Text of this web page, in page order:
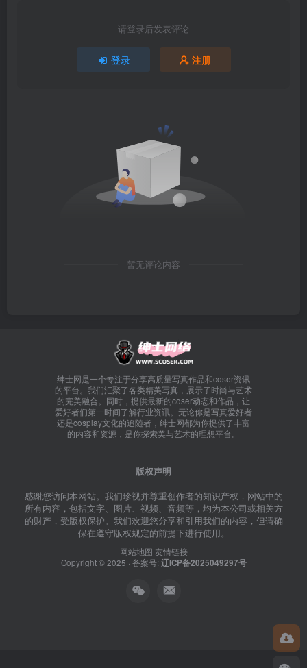
请登录后发表评论
登录 注册
暂无评论内容
绅士网是一个专注于分享高质量写真作品和coser资讯
的平台。我们汇聚了各类精美写真，展示了时尚与艺术
的完美融合。同时，提供最新的coser动态和作品，让
爱好者们第一时间了解行业资讯。无论你是写真爱好者
还是cosplay文化的追随者，绅士网都为你提供了丰富
的内容和资源，是你探索美与艺术的理想平台。
版权声明
感谢您访问本网站。我们珍视并尊重创作者的知识产权，网站中的
所有内容，包括文字、图片、视频、音频等，均为本公司或相关方
的财产，受版权保护。我们欢迎您分享和引用我们的内容，但请确
保在遵守版权规定的前提下进行使用。
网站地图 友情链接
Copyright © 2025 · 备案号: 辽ICP备2025049297号